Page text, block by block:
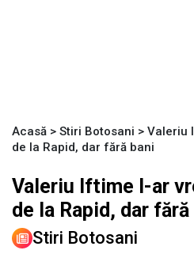
Acasă > Stiri Botosani > Valeriu
de la Rapid, dar fără bani
Valeriu Iftime l-ar
de la Rapid, dar fără
Stiri Botosani